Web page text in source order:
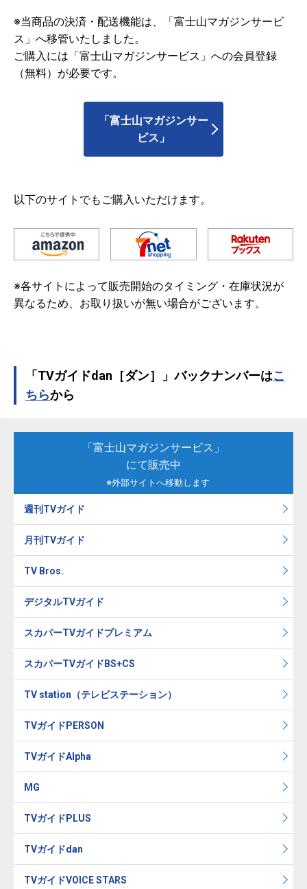
※当商品の決済・配送機能は、「富士山マガジンサービ
ス」へ移管いたしました。
ご購入には「富士山マガジンサービス」への会員登録
（無料）が必要です。
「富士山マガジンサー
ビス」
以下のサイトでもご購入いただけます。
※各サイトによって販売開始のタイミング・在庫状況が
異なるため、お取り扱いが無い場合がございます。
「TVガイドdan［ダン］」バックナンバーはこ
ちらから
「富士山マガジンサービス」
にて販売中
※外部サイトへ移動します
週刊TVガイド
月刊TVガイド
TV Bros.
デジタルTVガイド
スカパーTVガイドプレミアム
スカパーTVガイドBS+CS
TV station（テレビステーション）
TVガイドPERSON
TVガイドAlpha
MG
TVガイドPLUS
TVガイドdan
TVガイドVOICE STARS